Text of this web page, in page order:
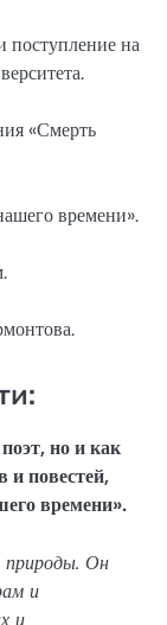
поступление на
«Смерть
времени».
но и как
и повестей,
времени».
природы. Он
и
и